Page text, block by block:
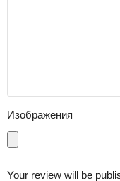
Изображения
Your review will be